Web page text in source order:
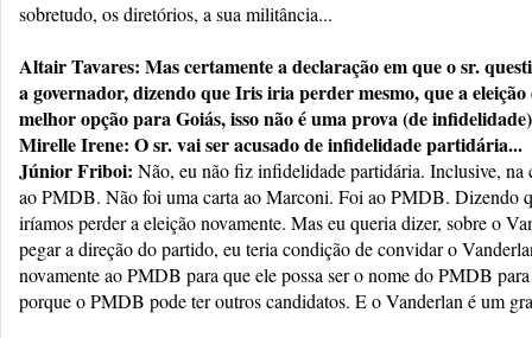
sobretudo, os diretórios, a sua militância...
Altair Tavares: Mas certamente a declaração em que o sr.
a governador, dizendo que Iris iria perder mesmo, que a
melhor opção para Goiás, isso não é uma prova (de
Mirelle Irene: O sr. vai ser acusado de infidelidade partidária...
Júnior Friboi: Não, eu não fiz infidelidade partidária. Inclusive, na
ao PMDB. Não foi uma carta ao Marconi. Foi ao PMDB. Dizendo
iríamos perder a eleição novamente. Mas eu queria dizer, sobre o
pegar a direção do partido, eu teria condição de convidar o
novamente ao PMDB para que ele possa ser o nome do PMDB
porque o PMDB pode ter outros candidatos. E o Vanderlan é um